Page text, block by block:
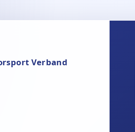
Verband